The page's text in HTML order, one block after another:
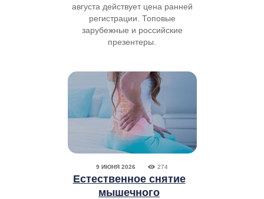
августа действует цена ранней
регистрации. Топовые
зарубежные и российские
презентеры.
9 ИЮНЯ 2026 274
Естественное снятие
мышечного